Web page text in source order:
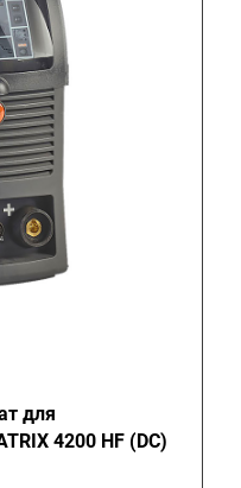
для
4200 HF (DC)